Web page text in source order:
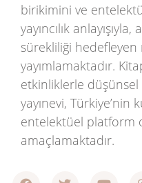
birikimini ve
yayıncılık
sürekliliği
yayımlamaktadır.
etkinliklerle
yayınevi, Türkiye’nin
entelektüel platform
amaçlamaktadır.